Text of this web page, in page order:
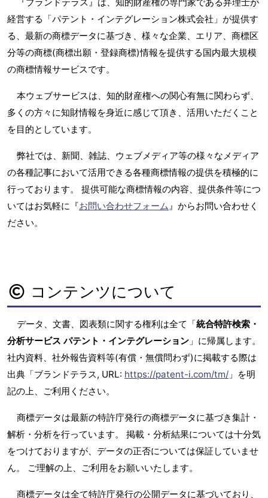
経営する「パテント・インテグレーション株式会社」が提供す
る、最新の商標データに基づき、様々な企業、エリア、商標区
分等の商標(商標出願・登録商標)情報を提供する国内最大規模
の商標情報サービスです。
本ウェブサービスは、知的財産権への関心有無に関わらず、
多くの方々に知財情報を身近に感じて頂き、活用いただくこと
を目的としています。
弊社では、新聞、雑誌、ウェブメディア等の様々なメディア
の各種記事において活用できる各種商標情報の提供を積極的に
行っております。 提供可能な商標情報の内容、提供条件等につ
いてはお気軽に『お問い合わせフォーム 』からお問い合わせく
ださい。
コンテンツについて
データ、文書、図表類に関する権利は全て「統合特許検索・
分析サービス パテント・インテグレーション 」に帰属します。
社内資料、社外報告資料等(有償・無償問わず)に掲載する際は
出典「ブランドテラス, URL: https://patent-i.com/tm/ 」を明
記の上、ご利用ください。
商標データは最新の特許庁発行の商標データに基づき集計・
解析・分析を行っています。 掲載・分析結果については十分気
をつけておりますが、データの正否については保証していませ
ん。 ご理解の上、ご利用をお願いいたします。
商標データは全て特許庁発行の公開データに基づいており、